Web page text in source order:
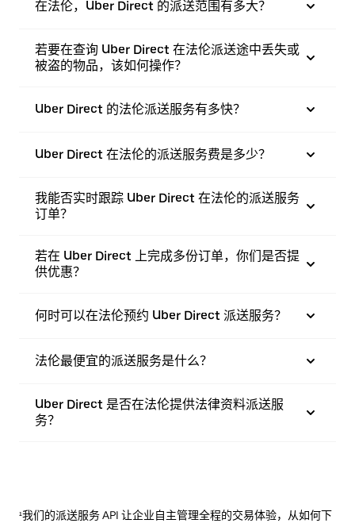
在法伦，Uber Direct 的派送范围有多大？
若要在查询 Uber Direct 在法伦派送途中丢失或
被盗的物品，该如何操作？
Uber Direct 的法伦派送服务有多快？
Uber Direct 在法伦的派送服务费是多少？
我能否实时跟踪 Uber Direct 在法伦的派送服务
订单？
若在 Uber Direct 上完成多份订单，你们是否提
供优惠？
何时可以在法伦预约 Uber Direct 派送服务？
法伦最便宜的派送服务是什么？
Uber Direct 是否在法伦提供法律资料派送服
务？
¹我们的派送服务 API 让企业自主管理全程的交易体验，从如何下